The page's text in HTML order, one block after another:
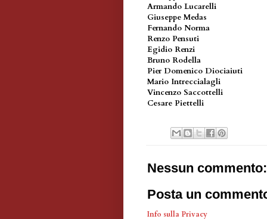
Armando Lucarelli
Giuseppe Medas
Fernando Norma
Renzo Pensuti
Egidio Renzi
Bruno Rodella
Pier Domenico Diociaiuti
Mario Intreccialagli
Vincenzo Saccottelli
Cesare Piettelli
Nessun commento:
Posta un
Info sulla Privacy